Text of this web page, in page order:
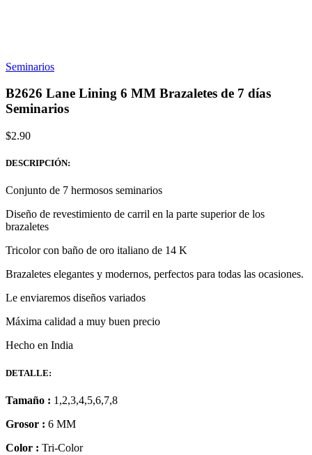
Seminarios
B2626 Lane Lining 6 MM Brazaletes de 7 días
Seminarios
$2.90
DESCRIPCIÓN:
Conjunto de 7 hermosos seminarios
Diseño de revestimiento de carril en la parte superior de los
brazaletes
Tricolor con baño de oro italiano de 14 K
Brazaletes elegantes y modernos, perfectos para todas las ocasiones.
Le enviaremos diseños variados
Máxima calidad a muy buen precio
Hecho en India
DETALLE:
Tamaño : 1,2,3,4,5,6,7,8
Grosor : 6 MM
Color : Tri-Color